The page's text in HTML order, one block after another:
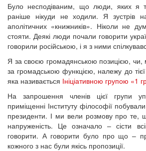
Було несподіваним, що люди, яких я
раніше нікуди не ходили. Я зустрів
аполітичних «книжників». Ніколи не
стояти. Деякі люди почали говорити
говорили російською, і я з ними
Я за своєю громадянською позицією,
за громадською функцією, належу до тієї
яка називається Ініціативною групою «1
На запрошення членів цієї групи
приміщенні Інституту філософії побували
президенти. І ми вели розмову про те,
напруженість. Це означало – сісти
говорити. А говорити було про що –
кожного з нас були якісь пропозиції.